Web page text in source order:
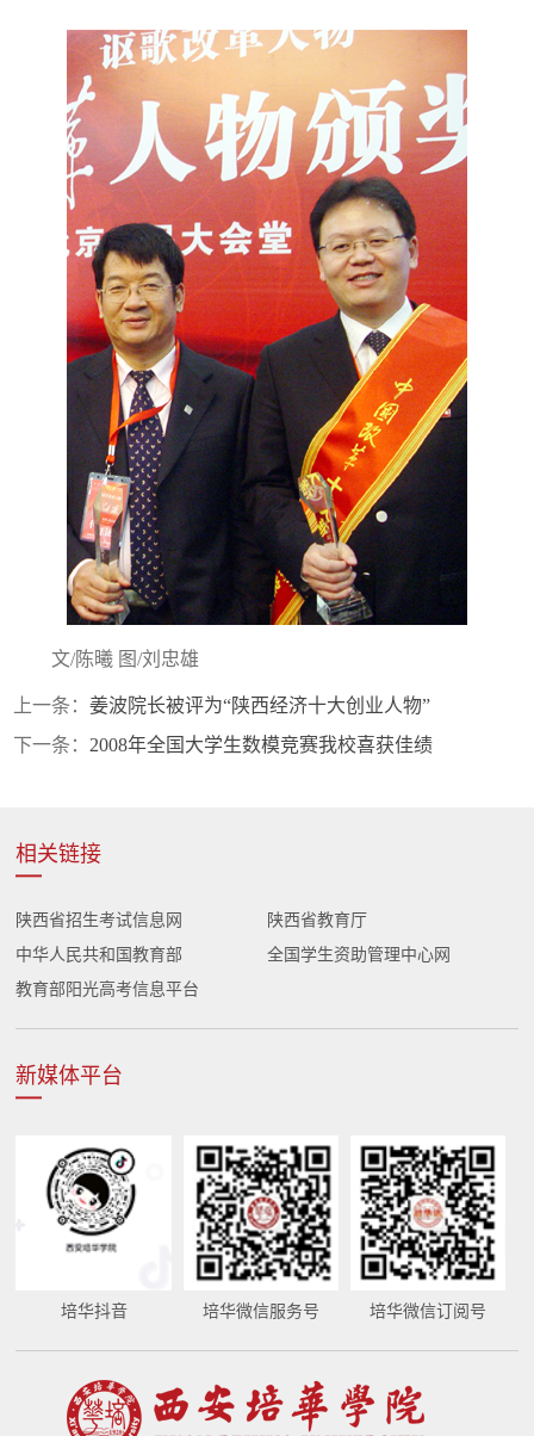
文/陈曦 图/刘忠雄
上一条：姜波院长被评为“陕西经济十大创业人物”
下一条： 2008年全国大学生数模竞赛我校喜获佳绩
相关链接
陕西省招生考试信息网
陕西省教育厅
中华人民共和国教育部
全国学生资助管理中心网
教育部阳光高考信息平台
新媒体平台
培华抖音 培华微信服务号 培华微信订阅号